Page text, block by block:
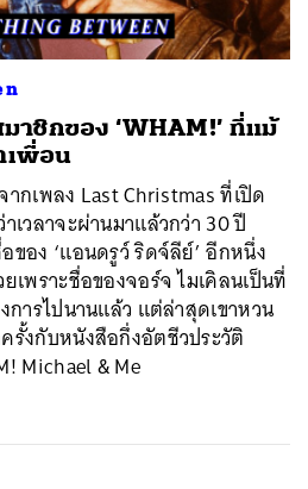
าชิกของ ‘WHAM!’ ที่แม้
เพื่อน
กเพลง Last Christmas ที่เปิด
วลาจะผ่านมาแล้วกว่า 30 ปี
อง ‘แอนดรูว์ ริดจ์ลีย์’ อีกหนึ่ง
เพราะชื่อของจอร์จ ไมเคิลนเป็นที่
ารไปนานแล้ว แต่ล่าสุดเขาหวน
รั้งกับหนังสือกึ่งอัตชีวประวัติ
Michael & Me